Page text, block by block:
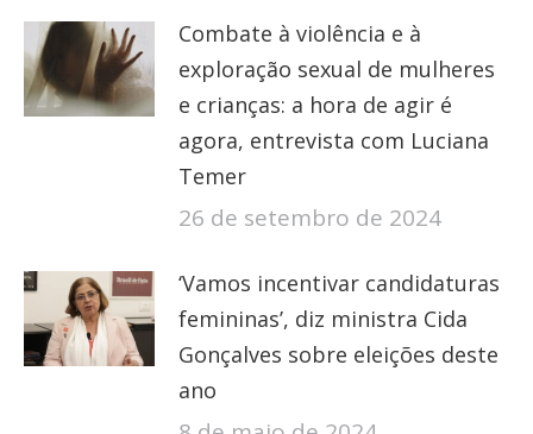
Combate à violência e à
exploração sexual de mulheres
e crianças: a hora de agir é
agora, entrevista com Luciana
Temer
26 de setembro de 2024
‘Vamos incentivar candidaturas
femininas’, diz ministra Cida
Gonçalves sobre eleições deste
ano